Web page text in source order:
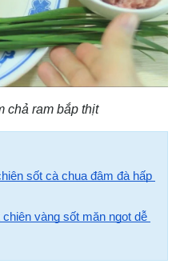
chả ram bắp thịt
sốt cà chua đậm đà hấp
vàng sốt mặn ngọt dễ